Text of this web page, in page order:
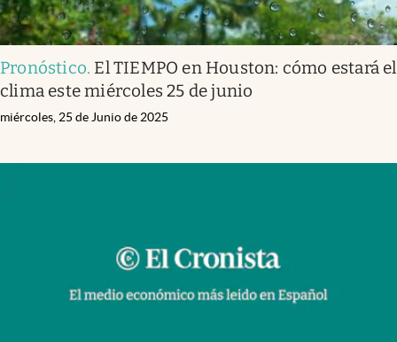
Pronóstico. El TIEMPO en Houston: cómo estará el
clima este miércoles 25 de junio
miércoles, 25 de Junio de 2025